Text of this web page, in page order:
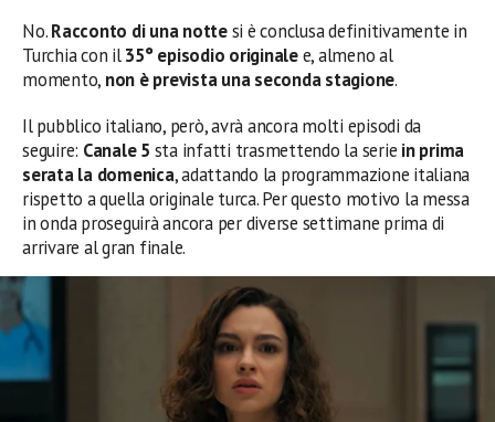
No.Racconto di una nottesi è conclusa definitivamente in
Turchia con il35° episodio originalee, almeno al
momento, non è prevista una seconda stagione.
Il pubblico italiano, però, avrà ancora molti episodi da
seguire: Canale 5 sta infatti trasmettendo la serie in prima
serata la domenica, adattando la programmazione italiana
rispetto a quella originale turca. Per questo motivo la messa
in onda proseguirà ancora per diverse settimane prima di
arrivare al gran finale.